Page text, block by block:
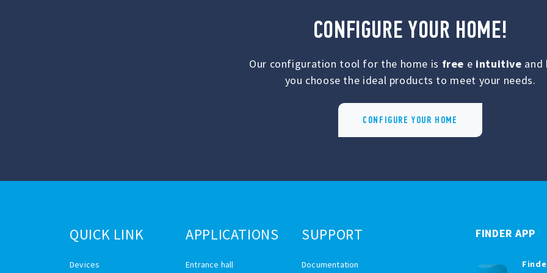
CONFIGURE YOUR HOME!
Our configuration tool for the home is free e intuitive and
you choose the ideal products to meet your needs.
CONFIGURE YOUR HOME
QUICK LINK
Devices
APPLICATIONS
Entrance hall
SUPPORT
Documentation
FINDER APP